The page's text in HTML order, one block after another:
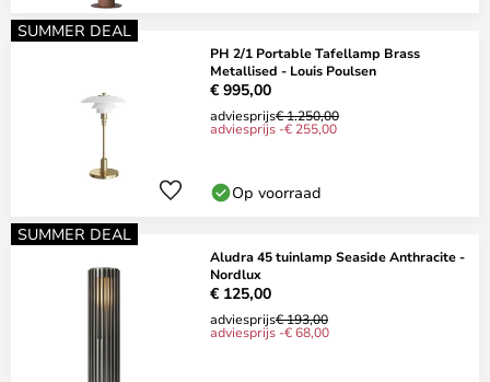
SUMMER DEAL
PH 2/1 Portable Tafellamp Brass
Metallised - Louis Poulsen
€ 995,00
adviesprijs€ 1.250,00
adviesprijs -€ 255,00
Op voorraad
SUMMER DEAL
Aludra 45 tuinlamp Seaside Anthracite -
Nordlux
€ 125,00
adviesprijs€ 193,00
adviesprijs -€ 68,00